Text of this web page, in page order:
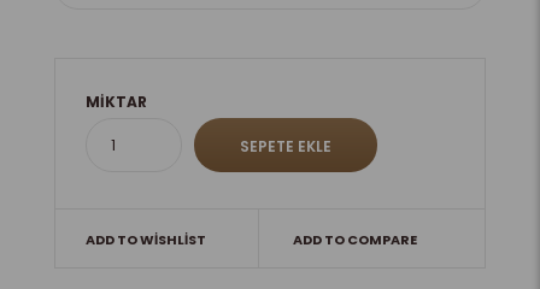
MIKTAR
ADD TO WISHLIST ADD TO COMPARE